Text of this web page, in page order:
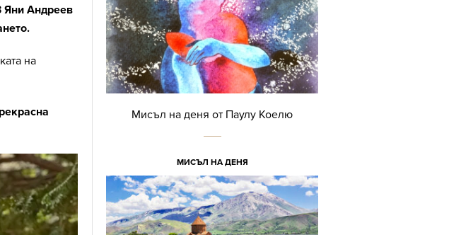
Яни Андреев
на
Мисъл на деня от Паулу Коелю
МИСЪЛ НА ДЕНЯ